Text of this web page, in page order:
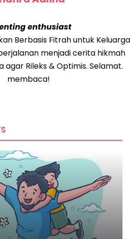
enthusiast
Berbasis Fitrah untuk Keluarga
menjadi cerita hikmah
agar Rileks & Optimis. Selamat.
membaca!